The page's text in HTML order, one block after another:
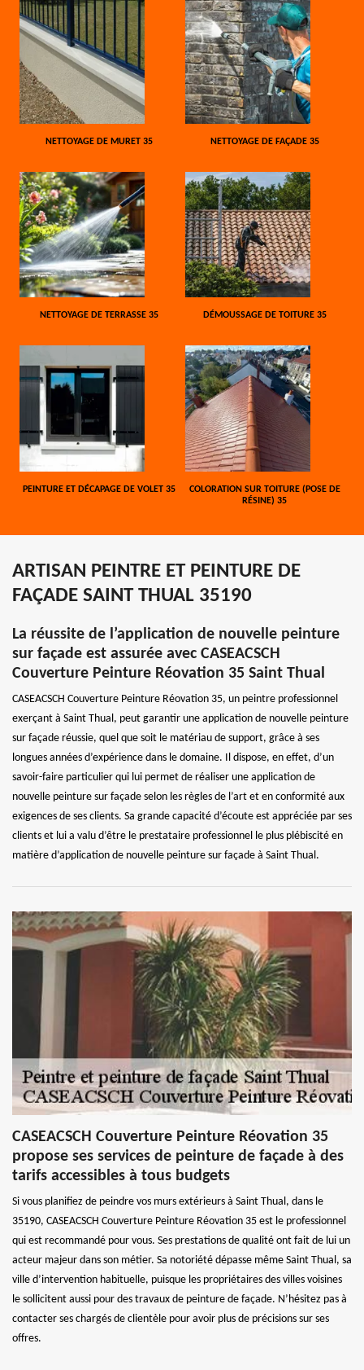
NETTOYAGE DE MURET 35 NETTOYAGE DE FAÇADE 35
NETTOYAGE DE TERRASSE 35 DÉMOUSSAGE DE TOITURE 35
PEINTURE ET DÉCAPAGE DE VOLET 35
COLORATION SUR TOITURE (POSE DE
RÉSINE) 35
ARTISAN PEINTRE ET PEINTURE DE
FAÇADE SAINT THUAL 35190
La réussite de l’application de nouvelle peinture
sur façade est assurée avec CASEACSCH
Couverture Peinture Réovation 35 Saint Thual
CASEACSCH Couverture Peinture Réovation 35, un peintre professionnel
exerçant à Saint Thual, peut garantir une application de nouvelle peinture
sur façade réussie, quel que soit le matériau de support, grâce à ses
longues années d’expérience dans le domaine. Il dispose, en effet, d’un
savoir-faire particulier qui lui permet de réaliser une application de
nouvelle peinture sur façade selon les règles de l’art et en conformité aux
exigences de ses clients. Sa grande capacité d’écoute est appréciée par ses
clients et lui a valu d’être le prestataire professionnel le plus plébiscité en
matière d’application de nouvelle peinture sur façade à Saint Thual.
CASEACSCH Couverture Peinture Réovation 35
propose ses services de peinture de façade à des
tarifs accessibles à tous budgets
Si vous planifiez de peindre vos murs extérieurs à Saint Thual, dans le
35190, CASEACSCH Couverture Peinture Réovation 35 est le professionnel
qui est recommandé pour vous. Ses prestations de qualité ont fait de lui un
acteur majeur dans son métier. Sa notoriété dépasse même Saint Thual, sa
ville d’intervention habituelle, puisque les propriétaires des villes voisines
le sollicitent aussi pour des travaux de peinture de façade. N’hésitez pas à
contacter ses chargés de clientèle pour avoir plus de précisions sur ses
offres.